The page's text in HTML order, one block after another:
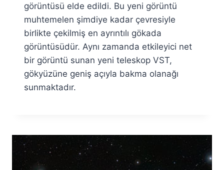
görüntüsü elde edildi. Bu yeni görüntü
muhtemelen şimdiye kadar çevresiyle
birlikte çekilmiş en ayrıntılı gökada
görüntüsüdür. Aynı zamanda etkileyici net
bir görüntü sunan yeni teleskop VST,
gökyüzüne geniş açıyla bakma olanağı
sunmaktadır.